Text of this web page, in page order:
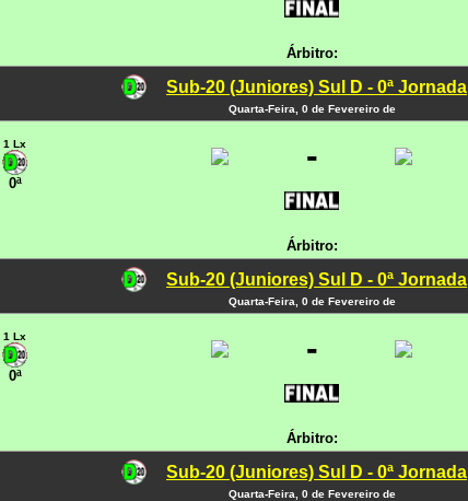
Árbitro:
Sub-20 (Juniores) Sul D - 0ª Jornada
Quarta-Feira, 0 de Fevereiro de
1 Lx
0ª
-
Árbitro:
Sub-20 (Juniores) Sul D - 0ª Jornada
Quarta-Feira, 0 de Fevereiro de
1 Lx
0ª
-
Árbitro:
Sub-20 (Juniores) Sul D - 0ª Jornada
Quarta-Feira, 0 de Fevereiro de